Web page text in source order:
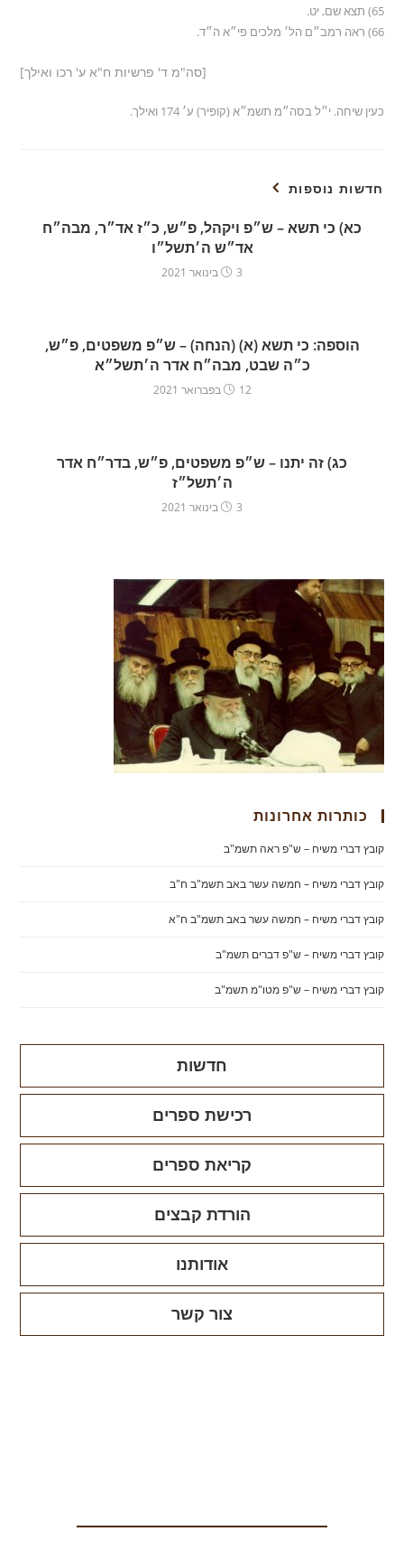
65) תצא שם, יט.
66) ראה רמב״ם הל׳ מלכים פי״א ה״ד.
[סה"מ ד' פרשיות ח"א ע' רכו ואילך]
כעין שיחה. י״ל בסה״מ תשמ״א (קופּיר) ע׳ 174 ואילך.
חדשות נוספות
כא) כי תשא – ש״פ ויקהל, פ״ש, כ״ז אד״ר, מבה״ח
אד״ש ה׳תשל״ו
3 בינואר 2021
הוספה: כי תשא (א) (הנחה) – ש״פ משפטים, פ״ש,
כ״ה שבט, מבה״ח אדר ה׳תשל״א
12 בפברואר 2021
כג) זה יתנו – ש״פ משפטים, פ״ש, בדר״ח אדר
ה׳תשל״ז
3 בינואר 2021
כותרות אחרונות
קובץ דברי משיח – ש"פ ראה תשמ"ב
קובץ דברי משיח – חמשה עשר באב תשמ"ב ח"ב
קובץ דברי משיח – חמשה עשר באב תשמ"ב ח"א
קובץ דברי משיח – ש"פ דברים תשמ"ב
קובץ דברי משיח – ש"פ מטו"מ תשמ"ב
חדשות
רכישת ספרים
קריאת ספרים
הורדת קבצים
אודותנו
צור קשר